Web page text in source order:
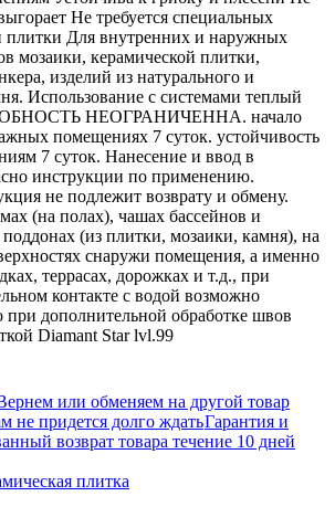
Не требуется специальных
плитки Для внутренних и наружных
мозаики, керамической плитки,
изделий из натурального и
Использование с системами теплый
НЕОГРАНИЧЕННА. начало
помещениях 7 суток. устойчивость
7 суток. Нанесение и ввод в
инструкции по применению.
не подлежит возврату и обмену.
(на полах), чашах бассейнов и
(из плитки, мозаики, камня), на
снаружи помещения, а именно
террасах, дорожках и т.д., при
контакте с водой возможно
при дополнительной обработке швов
Diamant Star lvl.99
или обменяем на другой товар
не придется долго ждатьГарантия и
возврат товара течение 10 дней